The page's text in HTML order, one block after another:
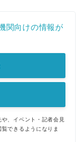
関向けの情報が
、イベント・記者会見
できるようになりま